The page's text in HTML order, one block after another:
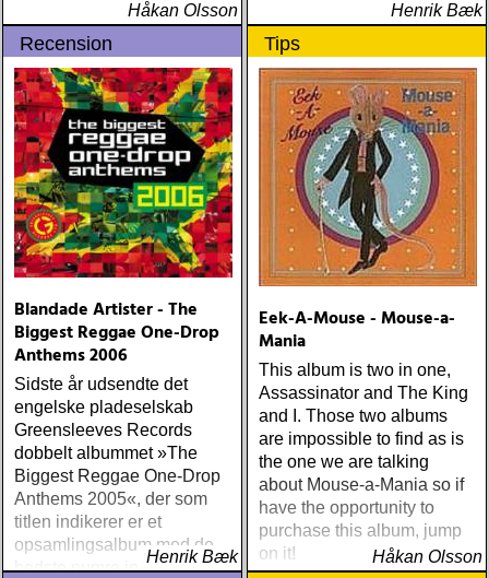
Håkan Olsson Henrik Bæk
Recension
Blandade Artister - The
Biggest Reggae One-Drop
Anthems 2006
Sidste år udsendte det
engelske pladeselskab
Greensleeves Records
dobbelt albummet »The
Biggest Reggae One-Drop
Anthems 2005«, der som
titlen indikerer er et
opsamlingsalbum med de
bedste numre indenfor den
Henrik Bæk
Tips
Eek-A-Mouse - Mouse-a-
Mania
This album is two in one,
Assassinator and The King
and I. Those two albums
are impossible to find as is
the one we are talking
about Mouse-a-Mania so if
have the opportunity to
purchase this album, jump
on it!
Håkan Olsson